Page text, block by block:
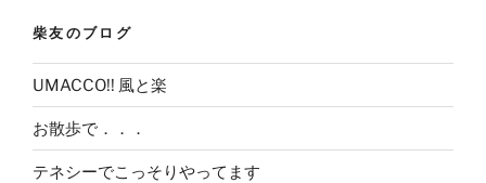
柴友のブログ
UMACCO!! 風と楽
お散歩で．．．
テネシーでこっそりやってます